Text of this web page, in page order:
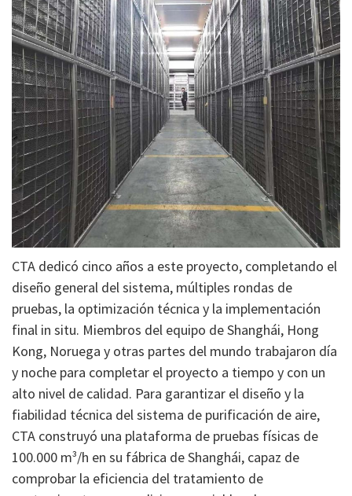
CTA dedicó cinco años a este proyecto, completando el
diseño general del sistema, múltiples rondas de
pruebas, la optimización técnica y la implementación
final in situ. Miembros del equipo de Shanghái, Hong
Kong, Noruega y otras partes del mundo trabajaron día
y noche para completar el proyecto a tiempo y con un
alto nivel de calidad. Para garantizar el diseño y la
fiabilidad técnica del sistema de purificación de aire,
CTA construyó una plataforma de pruebas físicas de
100.000 m³/h en su fábrica de Shanghái, capaz de
comprobar la eficiencia del tratamiento de